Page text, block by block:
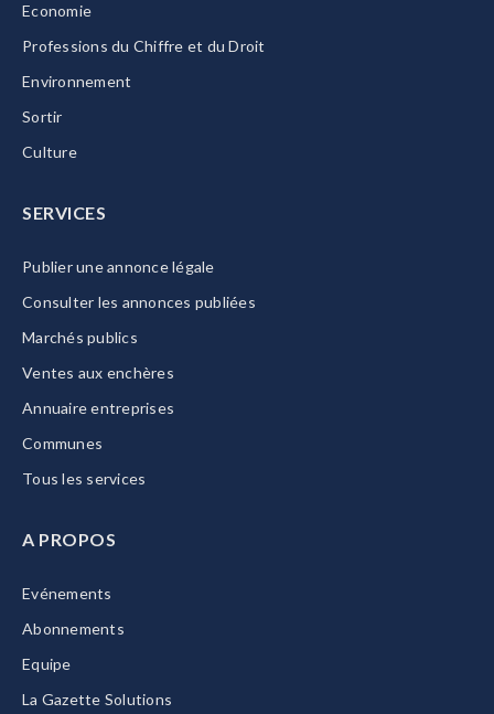
Economie
Professions du Chiffre et du Droit
Environnement
Sortir
Culture
SERVICES
Publier une annonce légale
Consulter les annonces publiées
Marchés publics
Ventes aux enchères
Annuaire entreprises
Communes
Tous les services
A PROPOS
Evénements
Abonnements
Equipe
La Gazette Solutions